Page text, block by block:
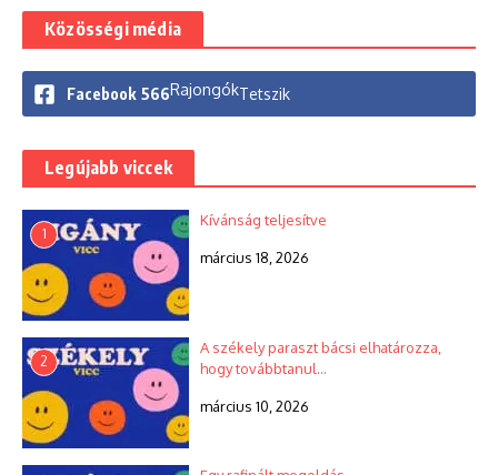
Közösségi média
Facebook 566RajongókTetszik
Legújabb viccek
1
Kívánság teljesítve
március 18, 2026
2
A székely paraszt bácsi elhatározza,
hogy továbbtanul…
március 10, 2026